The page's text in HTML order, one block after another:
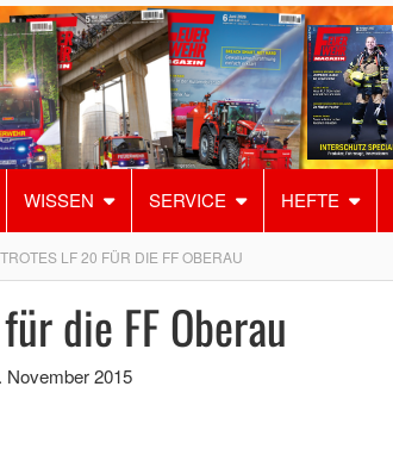
WISSEN SERVICE HEFTE
LF 20 FÜR DIE FF OBERAU
die FF Oberau
November 2015